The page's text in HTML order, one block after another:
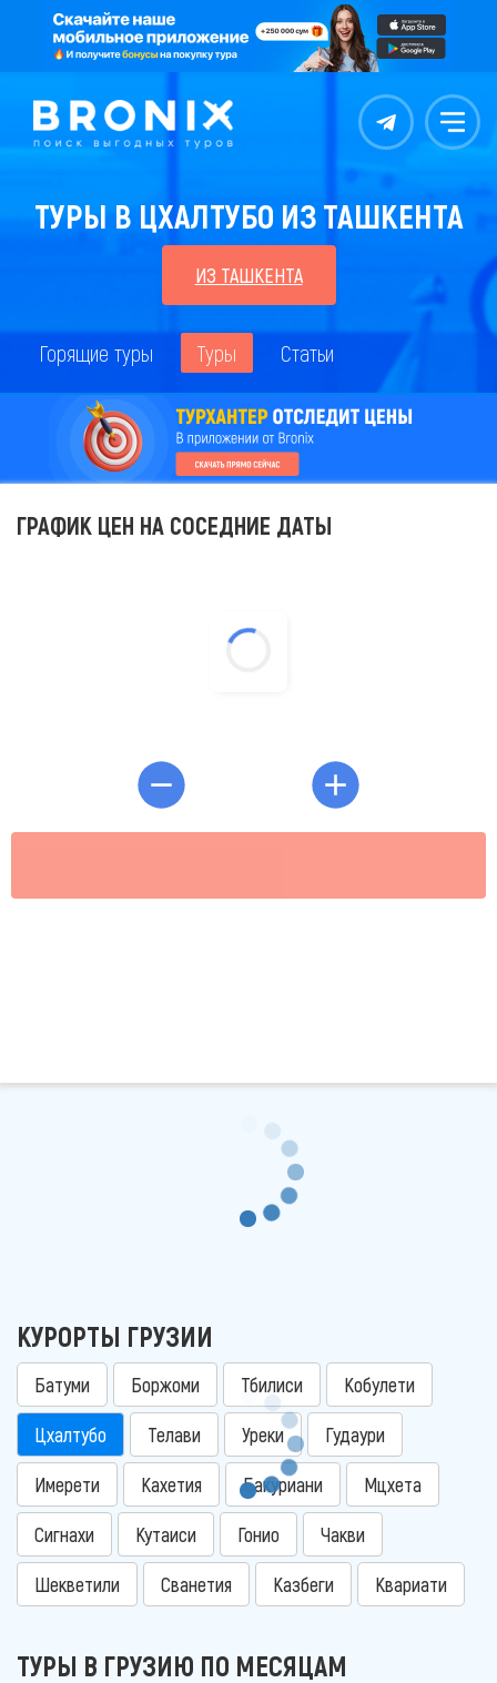
Контакты Меню
ТУРЫ В ЦХАЛТУБО ИЗ ТАШКЕНТА
ИЗ ТАШКЕНТА
Горящие туры Туры Статьи
ГРАФИК ЦЕН НА СОСЕДНИЕ ДАТЫ
КУРОРТЫ ГРУЗИИ
Батуми Боржоми Тбилиси Кобулети
Цхалтубо Телави Уреки Гудаури
Имерети Кахетия Бакуриани Мцхета
Сигнахи Кутаиси Гонио Чакви
Шекветили Сванетия Казбеги Квариати
ТУРЫ В ГРУЗИЮ ПО МЕСЯЦАМ